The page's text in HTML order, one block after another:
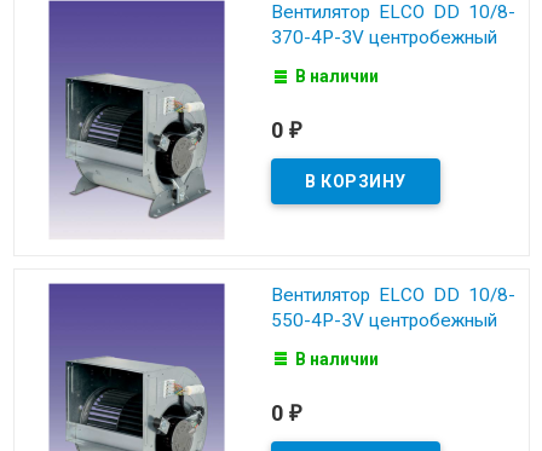
Вентилятор ELCO DD 10/8-
370-4P-3V центробежный
В наличии
0 ₽
Вентилятор ELCO DD 10/8-
550-4P-3V центробежный
В наличии
0 ₽